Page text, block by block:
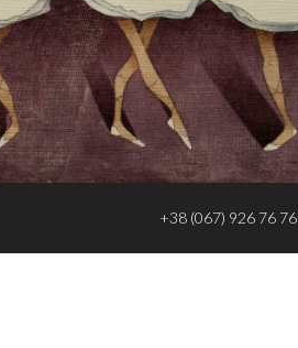
‎+38 (067) 926 76 76